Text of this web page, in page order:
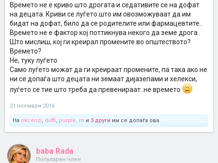
Времето не е криво што дрогата и седативите се на дофат
на децата. Криви се луѓето што им овозможуваат да им
бидат на дофат, било да се родителите или фармацевтите..
Времето не е фактор кој поттикнува некого да земе дрога..
Што мислиш, кој ги креирал промените во општеството?
Времето?
Не, туку луѓето
Само луѓето можат да ги креираат промените, па така ако не
ни се допаѓа што децата ни земаат дијазепами и хелекси,
луѓето се тие што треба да превенираат..не времето
21 ноември 2016
На okcenzi, duffi, purple..m и 3 други им се допаѓа ова.
baba Rada
Популарен член